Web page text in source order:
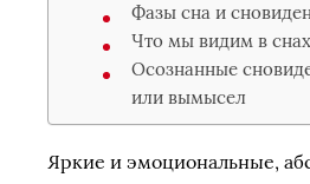
Фазы сна и
Что мы видим в снах
Осознанные
или вымысел
Яркие и эмоциональные,